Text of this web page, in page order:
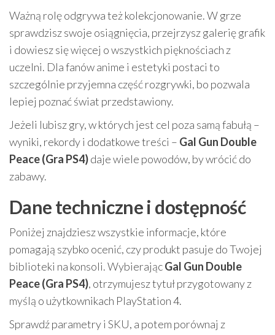
Ważną rolę odgrywa też kolekcjonowanie. W grze
sprawdzisz swoje osiągnięcia, przejrzysz galerię grafik
i dowiesz się więcej o wszystkich pięknościach z
uczelni. Dla fanów anime i estetyki postaci to
szczególnie przyjemna część rozgrywki, bo pozwala
lepiej poznać świat przedstawiony.
Jeżeli lubisz gry, w których jest cel poza samą fabułą –
wyniki, rekordy i dodatkowe treści – Gal Gun Double
Peace (Gra PS4)daje wiele powodów, by wrócić do
zabawy.
Dane techniczne i dostępność
Poniżej znajdziesz wszystkie informacje, które
pomagają szybko ocenić, czy produkt pasuje do Twojej
biblioteki na konsoli. WybierającGal Gun Double
Peace (Gra PS4), otrzymujesz tytuł przygotowany z
myślą o użytkownikach PlayStation 4.
Sprawdź parametry i SKU, a potem porównaj z